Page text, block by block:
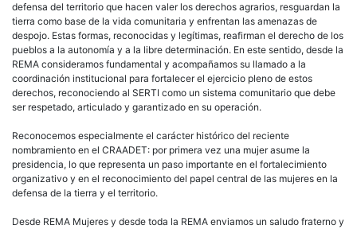
defensa del territorio que hacen valer los derechos agrarios, resguardan la
tierra como base de la vida comunitaria y enfrentan las amenazas de
despojo. Estas formas, reconocidas y legítimas, reafirman el derecho de los
pueblos a la autonomía y a la libre determinación. En este sentido, desde la
REMA consideramos fundamental y acompañamos su llamado a la
coordinación institucional para fortalecer el ejercicio pleno de estos
derechos, reconociendo al SERTI como un sistema comunitario que debe
ser respetado, articulado y garantizado en su operación.
Reconocemos especialmente el carácter histórico del reciente
nombramiento en el CRAADET: por primera vez una mujer asume la
presidencia, lo que representa un paso importante en el fortalecimiento
organizativo y en el reconocimiento del papel central de las mujeres en la
defensa de la tierra y el territorio.
Desde REMA Mujeres y desde toda la REMA enviamos un saludo fraterno y